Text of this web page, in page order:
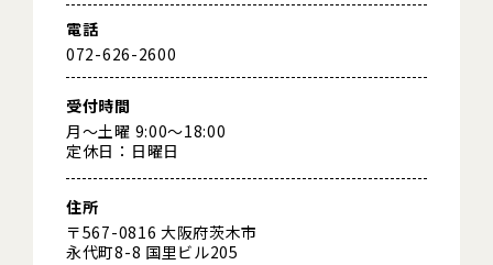
電話
072-626-2600
受付時間
月～土曜 9:00～18:00
定休日：日曜日
住所
〒567-0816 大阪府茨木市
永代町8-8 国里ビル205